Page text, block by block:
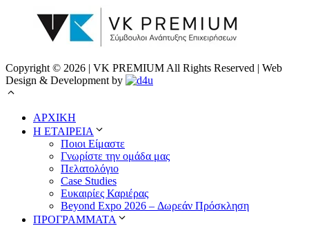
Copyright © 2026 | VK PREMIUM All Rights Reserved | Web
Design & Development by
ΑΡΧΙΚΗ
Η ΕΤΑΙΡΕΙΑ
Ποιοι Είμαστε
Γνωρίστε την ομάδα μας
Πελατολόγιο
Case Studies
Ευκαιρίες Καριέρας
Beyond Expo 2026 – Δωρεάν Πρόσκληση
ΠΡΟΓΡΑΜΜΑΤΑ